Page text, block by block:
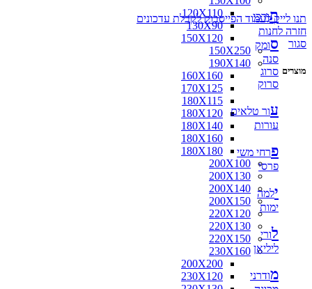
120X110
130X90
150X120
150X250
190X140
160X160
170X125
180X115
180X120
180X140
180X160
180X180
200X100
200X130
200X140
200X150
220X120
220X130
220X150
230X160
200X200
230X120
תורכי
סומק
סנה
סרוג
סרוק
עור טלאים
עורות
פרחי משי
פרסי
ילמה
ימות
לורי
ליליאן
מודרני
תנו לייק לעמוד הפייסבוק לקבלת עדכונים
חזרה לחנות
סגור
מוצרים